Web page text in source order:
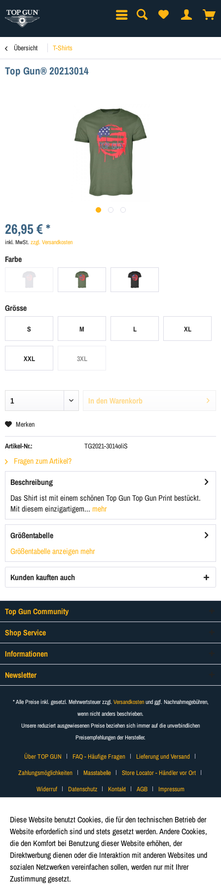
Übersicht T-Shirts
Top Gun® 20213014
26,95 € *
inkl. MwSt. zzgl. Versandkosten
Farbe
Grösse
S M L XL
XXL 3XL
In den Warenkorb
Merken
Artikel-Nr.: TG2021-3014oliS
Fragen zum Artikel?
Beschreibung
Das Shirt ist mit einem schönen Top Gun Top Gun Print bestückt.
Mit diesem einzigartigem... mehr
Größentabelle
Größentabelle anzeigen mehr
Kunden kauften auch
Top Gun Community
Shop Service
Informationen
Newsletter
* Alle Preise inkl. gesetzl. Mehrwertsteuer zzgl. Versandkostenund ggf. Nachnahmegebühren,
wenn nicht anders beschrieben.
Unsere reduziert ausgewiesenen Preise beziehen sich immer auf die unverbindlichen
Preisempfehlungen der Hersteller.
Über TOP GUN FAQ - Häufige Fragen
Lieferung und Versand
Zahlungsmöglichkeiten
Masstabelle
Store Locator - Händler vor Ort
Widerruf
Datenschutz Kontakt AGB Impressum
Diese Website benutzt Cookies, die für den technischen Betrieb der
Website erforderlich sind und stets gesetzt werden. Andere Cookies,
die den Komfort bei Benutzung dieser Website erhöhen, der
Direktwerbung dienen oder die Interaktion mit anderen Websites und
sozialen Netzwerken vereinfachen sollen, werden nur mit Ihrer
Zustimmung gesetzt.